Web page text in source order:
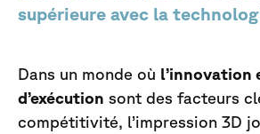
supérieure avec la
Dans un monde où l’innovation
d’exécution sont des facteurs
compétitivité, l’impression 3D